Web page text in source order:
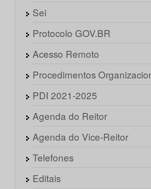
Sei
Protocolo GOV.BR
Acesso Remoto
Procedimentos
PDI 2021-2025
Agenda do Reitor
Agenda do Vice-Reitor
Telefones
Editais